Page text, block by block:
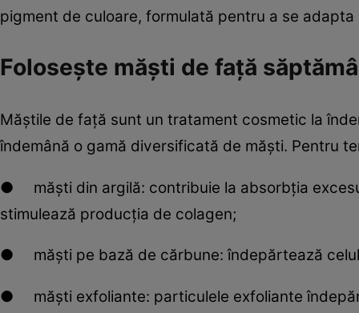
pigment de culoare, formulată pentru a se adapta
Folosește măști de față
Măștile de față sunt un tratament cosmetic la
îndemână o gamă diversificată de măști. Pentru
● măști din argilă: contribuie la absorbția
stimulează producția de colagen;
● măști pe bază de cărbune: îndepărtează
● măști exfoliante: particulele exfoliante